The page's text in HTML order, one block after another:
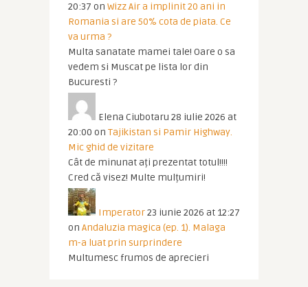
20:37 on Wizz Air a implinit 20 ani in
Romania si are 50% cota de piata. Ce
va urma ?
Multa sanatate mamei tale! Oare o sa
vedem si Muscat pe lista lor din
Bucuresti ?
Elena Ciubotaru 28 iulie 2026 at
20:00 on Tajikistan si Pamir Highway.
Mic ghid de vizitare
Cât de minunat ați prezentat totul!!!!
Cred că visez! Multe mulțumiri!
Imperator23 iunie 2026 at 12:27
on Andaluzia magica (ep. 1). Malaga
m-a luat prin surprindere
Multumesc frumos de aprecieri